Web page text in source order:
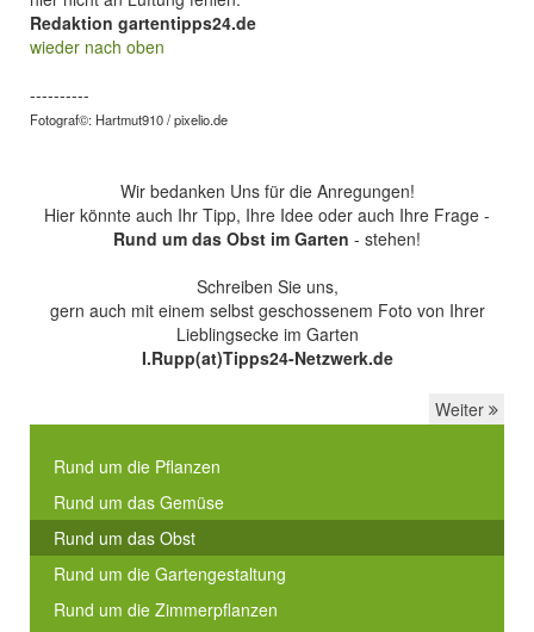
Redaktion gartentipps24.de
wieder nach oben
----------
Fotograf©: Hartmut910 / pixelio.de
Wir bedanken Uns für die Anregungen!
Hier könnte auch Ihr Tipp, Ihre Idee oder auch Ihre Frage -
Rund um das Obst im Garten - stehen!
Schreiben Sie uns,
gern auch mit einem selbst geschossenem Foto von Ihrer
Lieblingsecke im Garten
I.Rupp(at)Tipps24-Netzwerk.de
Weiter
Rund um die Pflanzen
Rund um das Gemüse
Rund um das Obst
Rund um die Gartengestaltung
Rund um die Zimmerpflanzen